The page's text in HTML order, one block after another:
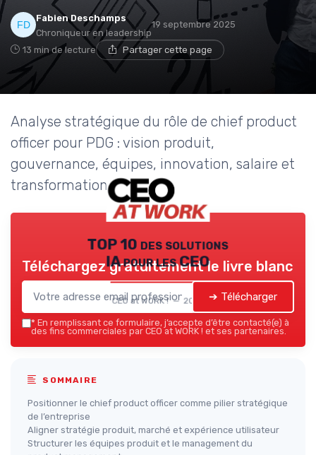
Fabien Deschamps
Chroniqueur en leadership
19 septembre 2025
13 min de lecture Partager cette page
Analyse stratégique du rôle de chief product
officer pour PDG : vision produit,
gouvernance, équipes, innovation, salaire et
transformation managériale.
TOP 10 des solutions
IA pour les CEO
CEO at WORK ! — 2026
Téléchargez gratuitement le livre blanc
➔ Télécharger
* En remplissant ce formulaire, j’accepte d’être contacté(e) à
des fins commerciales par CEO at WORK ! et ses partenaires.
SOMMAIRE
Positionner le chief product officer comme pilier stratégique
de l’entreprise
Aligner stratégie produit, marché et expérience utilisateur
Structurer les équipes produit et le management du